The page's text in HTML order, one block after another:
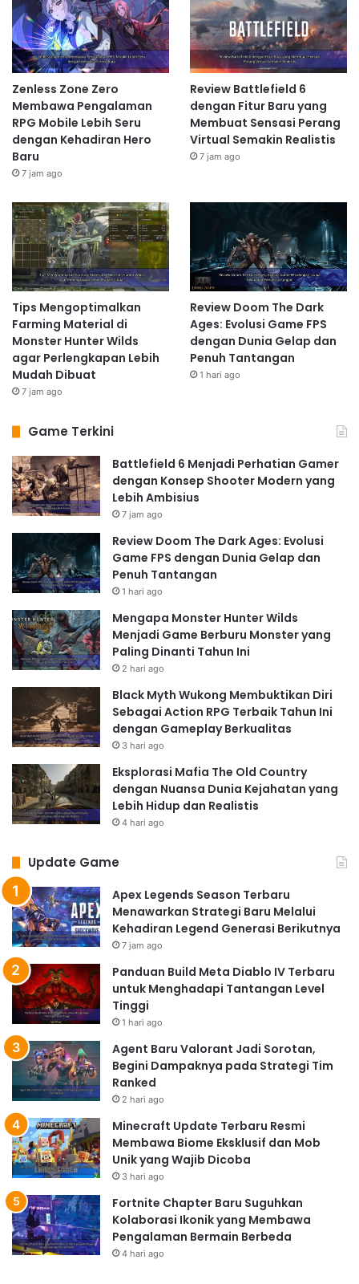
Zenless Zone Zero
Membawa Pengalaman
RPG Mobile Lebih Seru
dengan Kehadiran Hero
Baru
7 jam ago
Review Battlefield 6
dengan Fitur Baru yang
Membuat Sensasi Perang
Virtual Semakin Realistis
7 jam ago
Tips Mengoptimalkan
Farming Material di
Monster Hunter Wilds
agar Perlengkapan Lebih
Mudah Dibuat
7 jam ago
Review Doom The Dark
Ages: Evolusi Game FPS
dengan Dunia Gelap dan
Penuh Tantangan
1 hari ago
Game Terkini
Battlefield 6 Menjadi Perhatian Gamer
dengan Konsep Shooter Modern yang
Lebih Ambisius
7 jam ago
Review Doom The Dark Ages: Evolusi
Game FPS dengan Dunia Gelap dan
Penuh Tantangan
1 hari ago
Mengapa Monster Hunter Wilds
Menjadi Game Berburu Monster yang
Paling Dinanti Tahun Ini
2 hari ago
Black Myth Wukong Membuktikan Diri
Sebagai Action RPG Terbaik Tahun Ini
dengan Gameplay Berkualitas
3 hari ago
Eksplorasi Mafia The Old Country
dengan Nuansa Dunia Kejahatan yang
Lebih Hidup dan Realistis
4 hari ago
Update Game
Apex Legends Season Terbaru
Menawarkan Strategi Baru Melalui
Kehadiran Legend Generasi Berikutnya
7 jam ago
Panduan Build Meta Diablo IV Terbaru
untuk Menghadapi Tantangan Level
Tinggi
1 hari ago
Agent Baru Valorant Jadi Sorotan,
Begini Dampaknya pada Strategi Tim
Ranked
2 hari ago
Minecraft Update Terbaru Resmi
Membawa Biome Eksklusif dan Mob
Unik yang Wajib Dicoba
3 hari ago
Fortnite Chapter Baru Suguhkan
Kolaborasi Ikonik yang Membawa
Pengalaman Bermain Berbeda
4 hari ago